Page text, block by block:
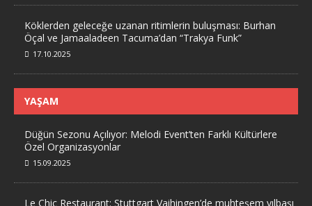
Köklerden geleceğe uzanan ritimlerin buluşması: Burhan
Öçal ve Jamaaladeen Tacuma’dan “Trakya Funk”
17.10.2025
YAŞAM
Düğün Sezonu Açılıyor: Melodi Event’ten Farklı Kültürlere
Özel Organizasyonlar
15.09.2025
Le Chic Restaurant: Stuttgart Vaihingen’de muhteşem yılbaşı